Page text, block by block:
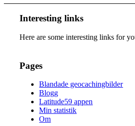
Interesting links
Here are some interesting links for
Pages
Blandade geocachingbilder
Blogg
Latitude59 appen
Min statistik
Om